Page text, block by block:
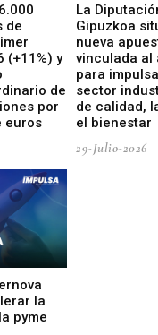
de
(+11%) y
de
por
euros
La
Gipuzkoa
nueva
vinculada al
para
sector
de calidad,
el bienestar
29-Julio-2026
la
pyme